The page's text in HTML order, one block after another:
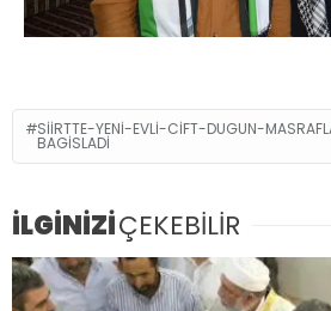
SIIRTTE-YENI-EVLI-CIFT-DUGUN-
BAGISLADI
İLGİNİZİÇEKEBİLİR